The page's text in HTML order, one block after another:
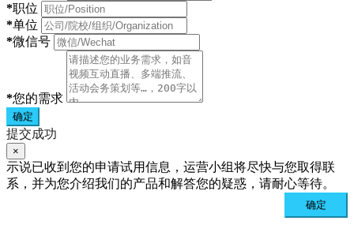
*职位
*单位
*微信号
*您的需求
确定
提交成功
×
示说已收到您的申请试用信息，运营小组将尽快与您取得联
系，并为您介绍我们的产品和解答您的疑惑，请耐心等待。
确定